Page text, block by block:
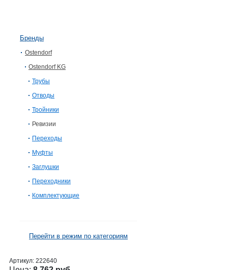
Бренды
Ostendorf
Ostendorf KG
Трубы
Отводы
Тройники
Ревизии
Переходы
Муфты
Заглушки
Переходники
Комплектующие
Перейти в режим по категориям
Артикул: 222640